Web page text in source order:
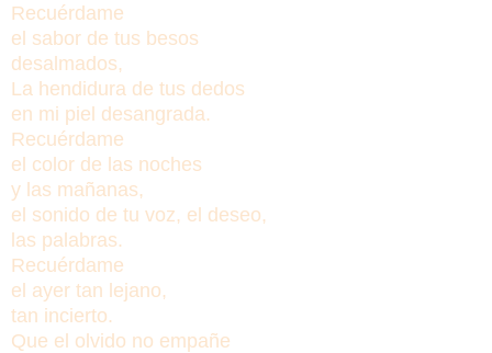
Recuérdame
el sabor de tus besos
desalmados,
La hendidura de tus dedos
en mi piel desangrada.
Recuérdame
el color de las noches
y las mañanas,
el sonido de tu voz, el deseo,
las palabras.
Recuérdame
el ayer tan lejano,
tan incierto.
Que el olvido no empañe